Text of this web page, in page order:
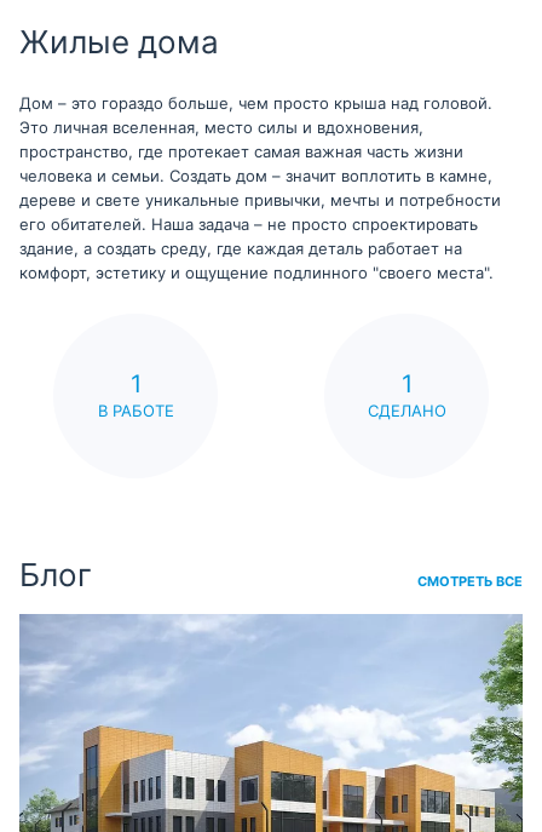
Жилые дома
Дом – это гораздо больше, чем просто крыша над головой.
Это личная вселенная, место силы и вдохновения,
пространство, где протекает самая важная часть жизни
человека и семьи. Создать дом – значит воплотить в камне,
дереве и свете уникальные привычки, мечты и потребности
его обитателей. Наша задача – не просто спроектировать
здание, а создать среду, где каждая деталь работает на
комфорт, эстетику и ощущение подлинного "своего места".
1
В РАБОТЕ
1
СДЕЛАНО
Блог СМОТРЕТЬ ВСЕ